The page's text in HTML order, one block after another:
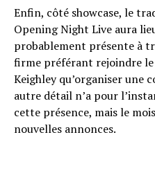
Enfin, côté showcase, le
Opening Night Live aura
probablement présente à
firme préférant rejoindre le
Keighley qu’organiser une
autre détail n’a pour
cette présence, mais le
nouvelles annonces.